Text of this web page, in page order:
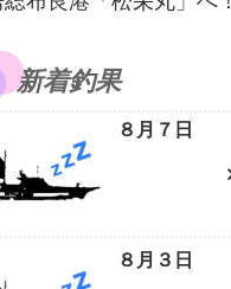
新着釣果
８月７日
８月３日